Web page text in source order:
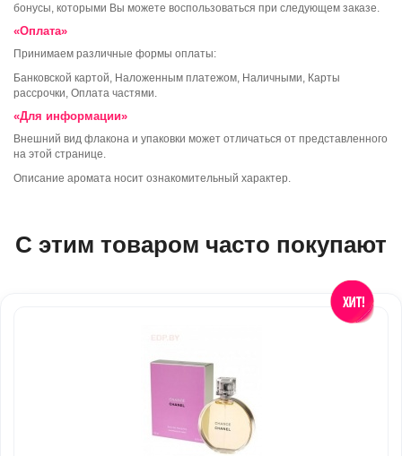
бонусы, которыми Вы можете воспользоваться при следующем заказе.
«Оплата»
Принимаем различные формы оплаты:
Банковской картой, Наложенным платежом, Наличными, Карты
рассрочки, Оплата частями.
«Для информации»
Внешний вид флакона и упаковки может отличаться от представленного
на этой странице.
Описание аромата носит ознакомительный характер.
С этим товаром часто покупают